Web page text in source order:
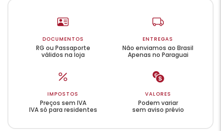
DOCUMENTOS
RG ou Passaporte
válidos na loja
ENTREGAS
Não enviamos ao Brasil
Apenas no Paraguai
IMPOSTOS
Preços sem IVA
IVA só para residentes
VALORES
Podem variar
sem aviso prévio